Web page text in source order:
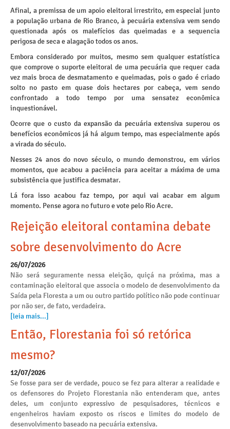
Afinal, a premissa de um apoio eleitoral irrestrito, em especial junto
a população urbana de Rio Branco, à pecuária extensiva vem sendo
questionada após os malefícios das queimadas e a sequencia
perigosa de seca e alagação todos os anos.
Embora considerado por muitos, mesmo sem qualquer estatística
que comprove o suporte eleitoral de uma pecuária que requer cada
vez mais broca de desmatamento e queimadas, pois o gado é criado
solto no pasto em quase dois hectares por cabeça, vem sendo
confrontado a todo tempo por uma sensatez econômica
inquestionável.
Ocorre que o custo da expansão da pecuária extensiva superou os
benefícios econômicos já há algum tempo, mas especialmente após
a virada do século.
Nesses 24 anos do novo século, o mundo demonstrou, em vários
momentos, que acabou a paciência para aceitar a máxima de uma
subsistência que justifica desmatar.
Lá fora isso acabou faz tempo, por aqui vai acabar em algum
momento. Pense agora no futuro e vote pelo Rio Acre.
Rejeição eleitoral contamina debate
sobre desenvolvimento do Acre
26/07/2026
Não será seguramente nessa eleição, quiçá na próxima, mas a
contaminação eleitoral que associa o modelo de desenvolvimento da
Saída pela Floresta a um ou outro partido político não pode continuar
por não ser, de fato, verdadeira.
[leia mais...]
Então, Florestania foi só retórica
mesmo?
12/07/2026
Se fosse para ser de verdade, pouco se fez para alterar a realidade e
os defensores do Projeto Florestania não entenderam que, antes
deles, um conjunto expressivo de pesquisadores, técnicos e
engenheiros haviam exposto os riscos e limites do modelo de
desenvolvimento baseado na pecuária extensiva.